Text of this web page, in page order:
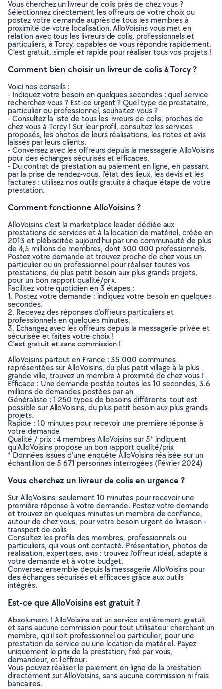
Vous cherchez un livreur de colis près de chez vous ?
Sélectionnez directement les offreurs de votre choix ou
postez votre demande auprès de tous les membres à
proximité de votre localisation. AlloVoisins vous met en
relation avec tous les livreurs de colis, professionnels et
particuliers, à Torcy, capables de vous répondre rapidement.
C’est gratuit, simple et rapide pour réaliser tous vos projets !
Comment bien choisir un livreur de colis à Torcy ?
Voici nos conseils :
- Indiquez votre besoin en quelques secondes : quel service
recherchez-vous ? Est-ce urgent ? Quel type de prestataire,
particulier ou professionnel, souhaitez-vous ?
- Consultez la liste de tous les livreurs de colis, proches de
chez vous à Torcy ! Sur leur profil, consultez les services
proposés, les photos de leurs réalisations, les notes et avis
laissés par leurs clients.
- Conversez avec les offreurs depuis la messagerie AlloVoisins
pour des échanges sécurisés et efficaces.
- Du contrat de prestation au paiement en ligne, en passant
par la prise de rendez-vous, l’état des lieux, les devis et les
factures : utilisez nos outils gratuits à chaque étape de votre
prestation.
Comment fonctionne AlloVoisins ?
AlloVoisins c’est la marketplace leader dédiée aux
prestations de services et à la location de matériel, créée en
2013 et plébiscitée aujourd’hui par une communauté de plus
de 4,5 millions de membres, dont 300 000 professionnels.
Postez votre demande et trouvez proche de chez vous un
particulier ou un professionnel pour réaliser toutes vos
prestations, du plus petit besoin aux plus grands projets,
pour un bon rapport qualité/prix.
Facilitez votre quotidien en 3 étapes :
1. Postez votre demande : indiquez votre besoin en quelques
secondes.
2. Recevez des réponses d’offreurs particuliers et
professionnels en quelques minutes.
3. Echangez avec les offreurs depuis la messagerie privée et
sécurisée et faites votre choix !
C’est gratuit et sans commission !
AlloVoisins partout en France : 35 000 communes
représentées sur AlloVoisins, du plus petit village à la plus
grande ville, trouvez un membre à proximité de chez vous !
Efficace : Une demande postée toutes les 10 secondes, 3.6
millions de demandes postées par an
Généraliste : 1 250 types de besoins différents, tout est
possible sur AlloVoisins, du plus petit besoin aux plus grands
projets.
Rapide : 10 minutes pour recevoir une première réponse à
votre demande
Qualité / prix : 4 membres AlloVoisins sur 5* indiquent
qu’AlloVoisins propose un bon rapport qualité/prix
* Données issues d’une enquête AlloVoisins réalisée sur un
échantillon de 5 671 personnes interrogées (Février 2024)
Vous cherchez un livreur de colis en urgence ?
Sur AlloVoisins, seulement 10 minutes pour recevoir une
première réponse à votre demande. Postez votre demande
et trouvez en quelques minutes un membre de confiance,
autour de chez vous, pour votre besoin urgent de livraison -
transport de colis
Consultez les profils des membres, professionnels ou
particuliers, qui vous ont contacté. Présentation, photos de
réalisation, expertises, avis : trouvez l'offreur idéal, adapté à
votre demande et à votre budget.
Conversez ensemble depuis la messagerie AlloVoisins pour
des échanges sécurisés et efficaces grâce aux outils
intégrés.
Est-ce que AlloVoisins est gratuit ?
Absolument ! AlloVoisins est un service entièrement gratuit
et sans aucune commission pour tout utilisateur cherchant un
membre, qu’il soit professionnel ou particulier, pour une
prestation de service ou une location de matériel. Payez
uniquement le prix de la prestation, fixé par vous,
demandeur, et l’offreur.
Vous pouvez réaliser le paiement en ligne de la prestation
directement sur AlloVoisins, sans aucune commission ni frais
bancaires.